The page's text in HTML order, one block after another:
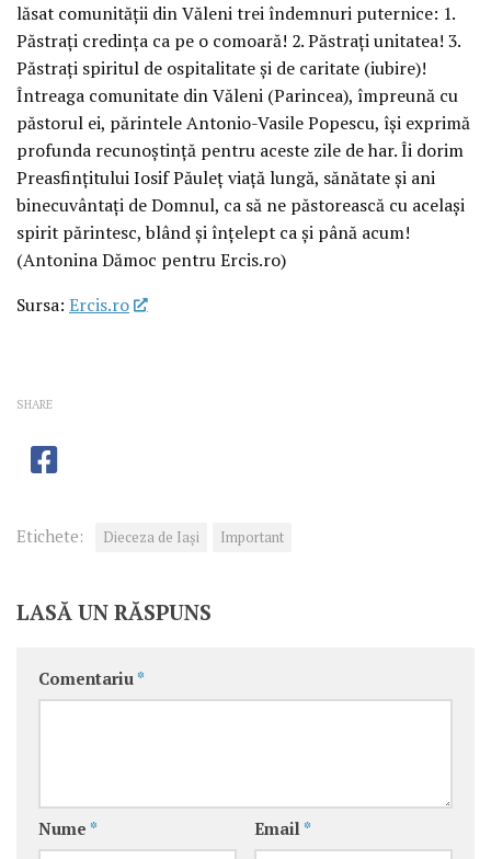
lăsat comunității din Văleni trei îndemnuri puternice: 1.
Păstrați credința ca pe o comoară! 2. Păstrați unitatea! 3.
Păstrați spiritul de ospitalitate și de caritate (iubire)!
Întreaga comunitate din Văleni (Parincea), împreună cu
păstorul ei, părintele Antonio-Vasile Popescu, își exprimă
profunda recunoștință pentru aceste zile de har. Îi dorim
Preasfințitului Iosif Păuleț viață lungă, sănătate și ani
binecuvântați de Domnul, ca să ne păstorească cu același
spirit părintesc, blând și înțelept ca și până acum!
(Antonina Dămoc pentru Ercis.ro)
Sursa: Ercis.ro
SHARE
Etichete: Dieceza de Iași Important
LASĂ UN RĂSPUNS
Comentariu *
Nume * Email *